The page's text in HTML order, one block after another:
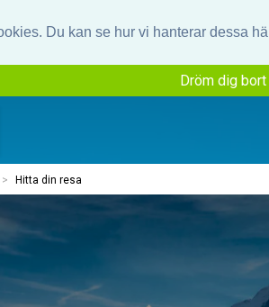
Du kan se hur vi hanterar dessa
Dröm dig
Hitta din resa